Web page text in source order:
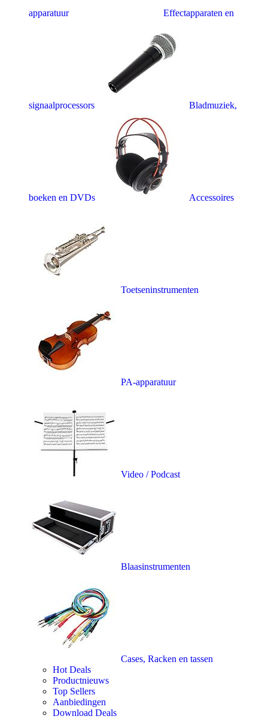
apparatuur Effectapparaten en
signaalprocessors Bladmuziek,
boeken en DVDs Accessoires
Toetseninstrumenten
PA-apparatuur
Video / Podcast
Blaasinstrumenten
Cases, Racken en tassen
Hot Deals
Productnieuws
Top Sellers
Aanbiedingen
Download Deals